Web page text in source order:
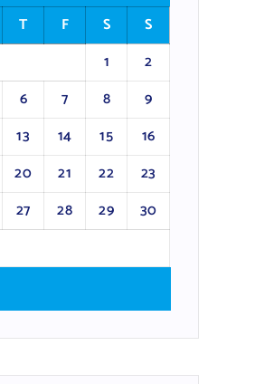
T F S
S
1
2
6 7 8
9
13 14 15
16
20 21 22
23
27 28 29
30